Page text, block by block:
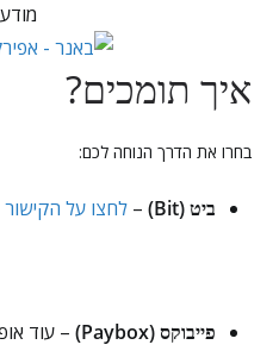
איך תומכים?
בחרו את הדרך הנוחה לכם:
ביט (Bit) – לחצו על הקישור
פייבוקס (Paybox)
– עוד